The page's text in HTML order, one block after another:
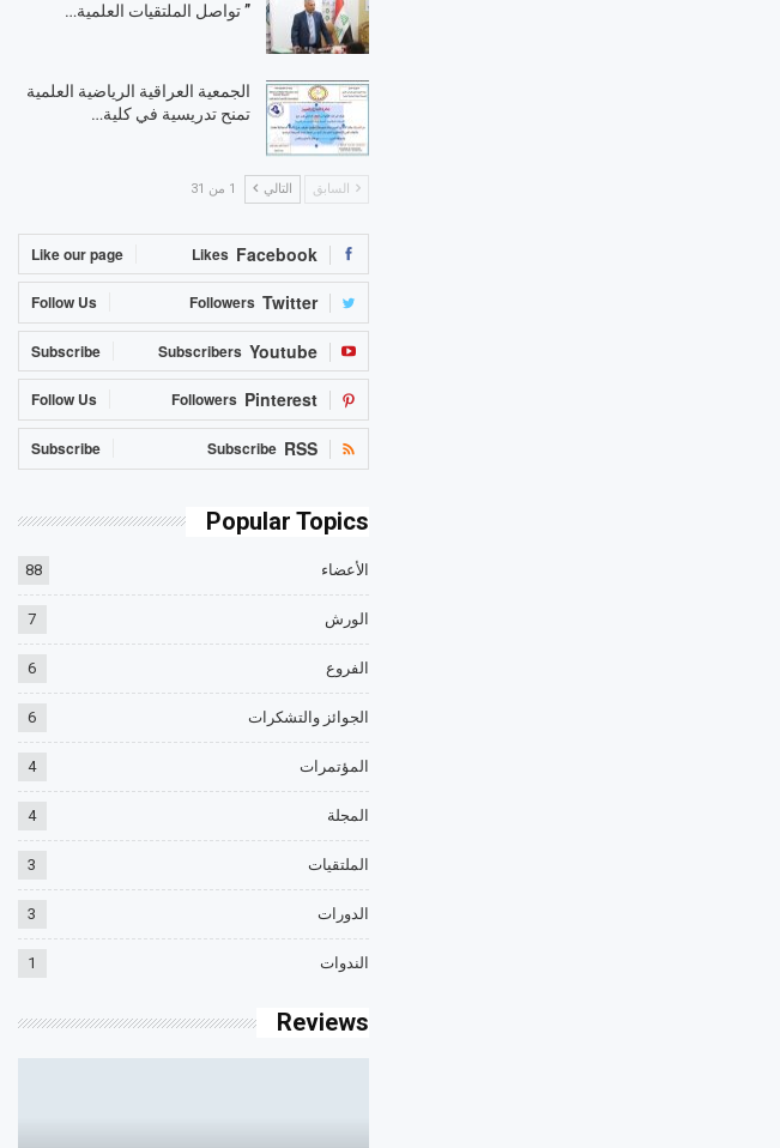
” تواصل الملتقيات العلمية…
الجمعية العراقية الرياضية العلمية
تمنح تدريسية في كلية…
السابق التالي 1 من 31
Facebook
Likes
Like our page
Twitter
Followers
Follow Us
Youtube
Subscribers
Subscribe
Pinterest
Followers
Follow Us
RSS
Subscribe
Subscribe
Popular Topics
الأعضاء 88
الورش 7
الفروع 6
الجوائز والتشكرات 6
المؤتمرات 4
المجلة 4
الملتقيات 3
الدورات 3
الندوات 1
Reviews